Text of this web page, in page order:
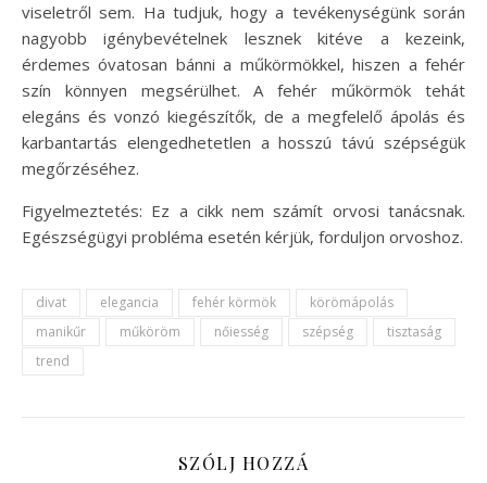
viseletről sem. Ha tudjuk, hogy a tevékenységünk során
nagyobb igénybevételnek lesznek kitéve a kezeink,
érdemes óvatosan bánni a műkörmökkel, hiszen a fehér
szín könnyen megsérülhet. A fehér műkörmök tehát
elegáns és vonzó kiegészítők, de a megfelelő ápolás és
karbantartás elengedhetetlen a hosszú távú szépségük
megőrzéséhez.
Figyelmeztetés: Ez a cikk nem számít orvosi tanácsnak.
Egészségügyi probléma esetén kérjük, forduljon orvoshoz.
divat elegancia fehér körmök
körömápolás
manikűr
műköröm nőiesség szépség
tisztaság
trend
SZÓLJ HOZZÁ